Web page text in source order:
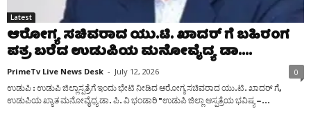
Latest
ಆರೋಗ್ಯ ಸಚಿವರಾದ ಯು.ಟಿ. ಖಾದರ್ ಗೆ ಬಹಿರಂಗ
ಪತ್ರ ಬರೆದ ಉಡುಪಿಯ ಮನೋವೈದ್ಯ ಡಾ....
PrimeTv Live News Desk - July 12, 2026 0
ಉಡುಪಿ : ಉಡುಪಿ ಜಿಲ್ಲಾಸ್ಪತ್ರೆಗೆ ಇಂದು ಭೇಟಿ ನೀಡಿದ ಆರೋಗ್ಯ ಸಚಿವರಾದ ಯು.ಟಿ. ಖಾದರ್ ಗೆ,
ಉಡುಪಿಯ ಖ್ಯಾತ ಮನೋವೈಧ್ಯ ಡಾ. ಪಿ. ವಿ ಭಂಡಾರಿ "ಉಡುಪಿ ಜಿಲ್ಲಾ ಆಸ್ಪತ್ರೆಯ ಭವಿಷ್ಯ –...